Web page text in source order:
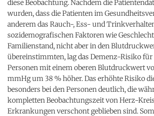
diese Beobachtung. Nachdem die
wurden, dass die Patienten im
anderem das Rauch-, Ess- und
sozidemografischen Faktoren wie
Familienstand, nicht aber in den
übereinstimmten, lag das Demenz-Risiko
Personen mit einem oberen Blutdruckwert
mmHg um 38 % höher. Das erhöhte Risiko
besonders bei den Personen deutlich, die
kompletten Beobachtungszeit von Herz-
Erkrankungen verschont geblieben sind.